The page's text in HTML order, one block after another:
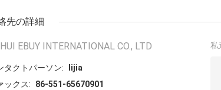
先の詳細
EBUY INTERNATIONAL CO., LTD
タクトパーソン:
lijia
ックス:
86-551-65670901
私